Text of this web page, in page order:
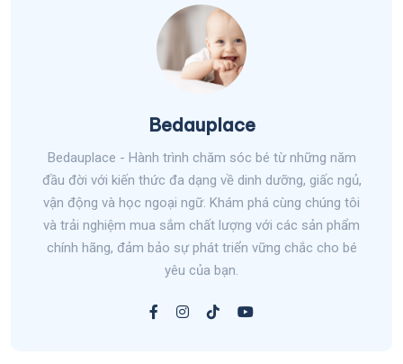
Bedauplace
Bedauplace - Hành trình chăm sóc bé từ những năm
đầu đời với kiến thức đa dạng về dinh dưỡng, giấc ngủ,
vận động và học ngoại ngữ. Khám phá cùng chúng tôi
và trải nghiệm mua sắm chất lượng với các sản phẩm
chính hãng, đảm bảo sự phát triển vững chắc cho bé
yêu của bạn.